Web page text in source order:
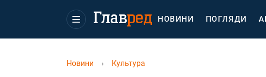
НОВИНИ ПОГЛЯДИ
Новини › Культура